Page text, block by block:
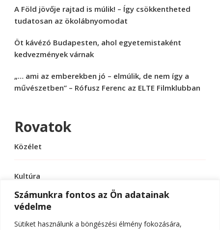
Számunkra fontos az Ön adatainak
védelme
Sütiket használunk a böngészési élmény fokozására,
A Föld jövője rajtad is múlik! – Így csökkentheted
tudatosan az ökolábnyomodat
Öt kávézó Budapesten, ahol egyetemistaként
kedvezmények várnak
„… ami az emberekben jó – elmúlik, de nem így a
művészetben” – Rófusz Ferenc az ELTE Filmklubban
Rovatok
Közélet
Kultúra
Sport